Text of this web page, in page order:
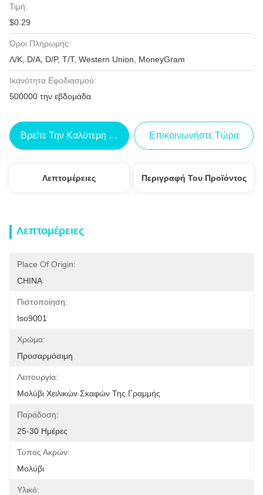
Τιμή:
$0.29
Όροι Πληρωμής:
Λ/Κ, D/A, D/P, T/T, Western Union, MoneyGram
Ικανότητα Εφοδιασμού:
500000 την εβδομάδα
Βρείτε Την Καλύτερη Τιμή Επικοινωνήστε Τώρα
Λεπτομέρειες Περιγραφή Του Προϊόντος
Λεπτομέρειες
Place Of Origin:
CHINA
Πιστοποίηση:
Iso9001
Χρώμα:
Προσαρμόσιμη
Λειτουργία:
Μολύβι Χειλικών Σκαφών Της Γραμμής
Παράδοση:
25-30 Ημέρες
Τύπος Ακρών:
Μολύβι
Υλικό: